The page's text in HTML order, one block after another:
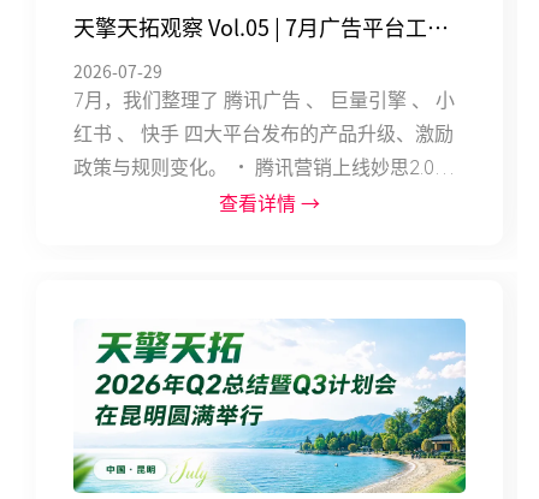
天擎天拓观察 Vol.05 | 7月广告平台工具
升级及游戏、短剧、电商赛道激励政策
2026-07-29
7月，我们整理了 腾讯广告 、 巨量引擎 、 小
红书 、 快手 四大平台发布的产品升级、激励
政策与规则变化。 • 腾讯营销上线妙思2.0和
Delta Box买变联动激励； • 巨量引擎智投星
策汇总—— 01 腾讯广告 1.1 妙思平台2.0全面
升级 发布账号：腾讯营销 发布日期：2026 年
7 月 1 日 原文链接： 妙思平台2.0全面升级！
打通营销链路，灵感到落...
查看详情 →